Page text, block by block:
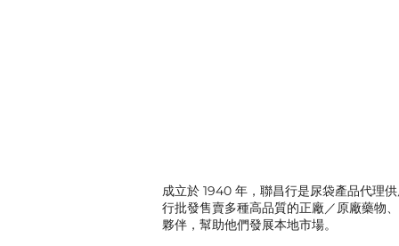
成立於 1940 年，聯昌行是尿袋產品代理
行批發售賣多種高品質的正廠／原廠藥物
夥伴，幫助他們發展本地市場。